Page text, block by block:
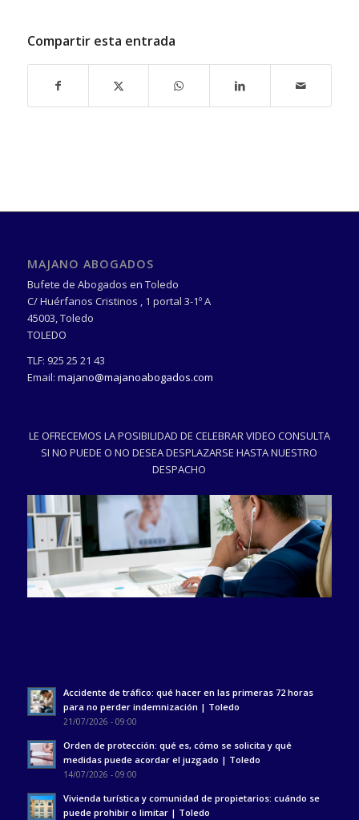
Compartir esta entrada
MAJANO ABOGADOS
Bufete de Abogados en Toledo
C/ Huérfanos Cristinos , 1 portal 3-1º A
45003,Toledo
TOLEDO
TLF: 925 25 21 43
Email: majano@majanoabogados.com
LE OFRECEMOS LA POSIBILIDAD DE CELEBRAR VIDEO CONSULTA
SI NO PUEDE O NO DESEA DESPLAZARSE HASTA NUESTRO
DESPACHO
Accidente de tráfico: qué hacer en las primeras 72 horas
para no perder indemnización | Toledo
21/07/2026 - 09:00
Orden de protección: qué es, cómo se solicita y qué
medidas puede acordar el juzgado | Toledo
14/07/2026 - 09:00
Vivienda turística y comunidad de propietarios: cuándo se
puede prohibir o limitar | Toledo